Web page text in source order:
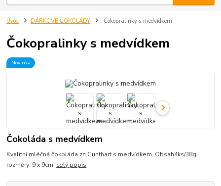
Úvod DÁRKOVÉ ČOKOLÁDY Čokopralinky s medvídkem
Čokopralinky s medvídkem
Novinka
Čokoláda s medvídkem
Kvalitní mléčná čokoláda zn.Günthart s medvídkem.,Obsah4ks/38g.
rozměry: 9 x 9cm. celý popis